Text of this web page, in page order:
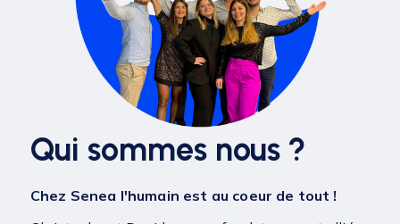
Qui sommes nous ?
Chez Senea l'humain est au coeur de tout !